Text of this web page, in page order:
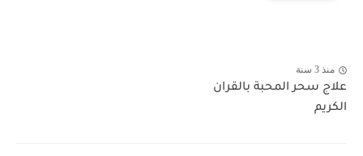
منذ 3 سنة
علاج سحر المحبة بالقران
الكريم